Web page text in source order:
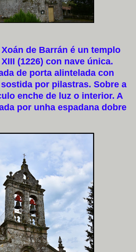
de Barrán é un templo
(1226) con nave única.
de porta alintelada con
por pilastras. Sobre a
enche de luz o interior. A
por unha espadana dobre